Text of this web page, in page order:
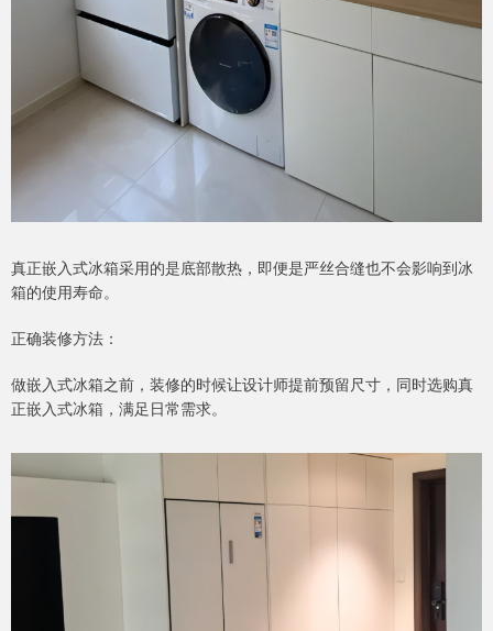
真正嵌入式冰箱采用的是底部散热，即便是严丝合缝也不会影响到冰
箱的使用寿命。
正确装修方法：
做嵌入式冰箱之前，装修的时候让设计师提前预留尺寸，同时选购真
正嵌入式冰箱，满足日常需求。